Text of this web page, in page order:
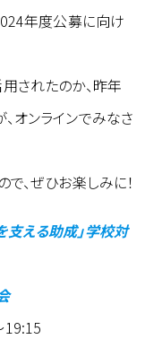
年度公募に向け
されたのか、昨年
オンラインでみなさ
、ぜひお楽しみに！
支える助成」学校対
19:15